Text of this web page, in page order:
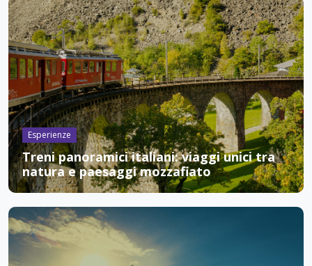
Esperienze
Treni panoramici italiani: viaggi unici tra
natura e paesaggi mozzafiato